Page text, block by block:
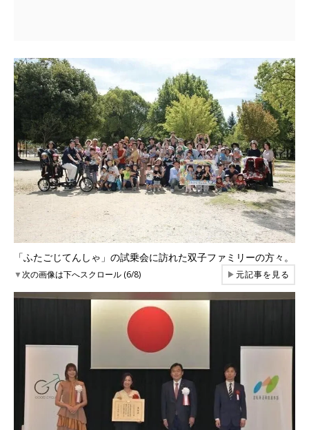
「ふたごじてんしゃ」の試乗会に訪れた双子ファミリーの方々。
▼次の画像は下へスクロール (6/8) ▶元記事を見る